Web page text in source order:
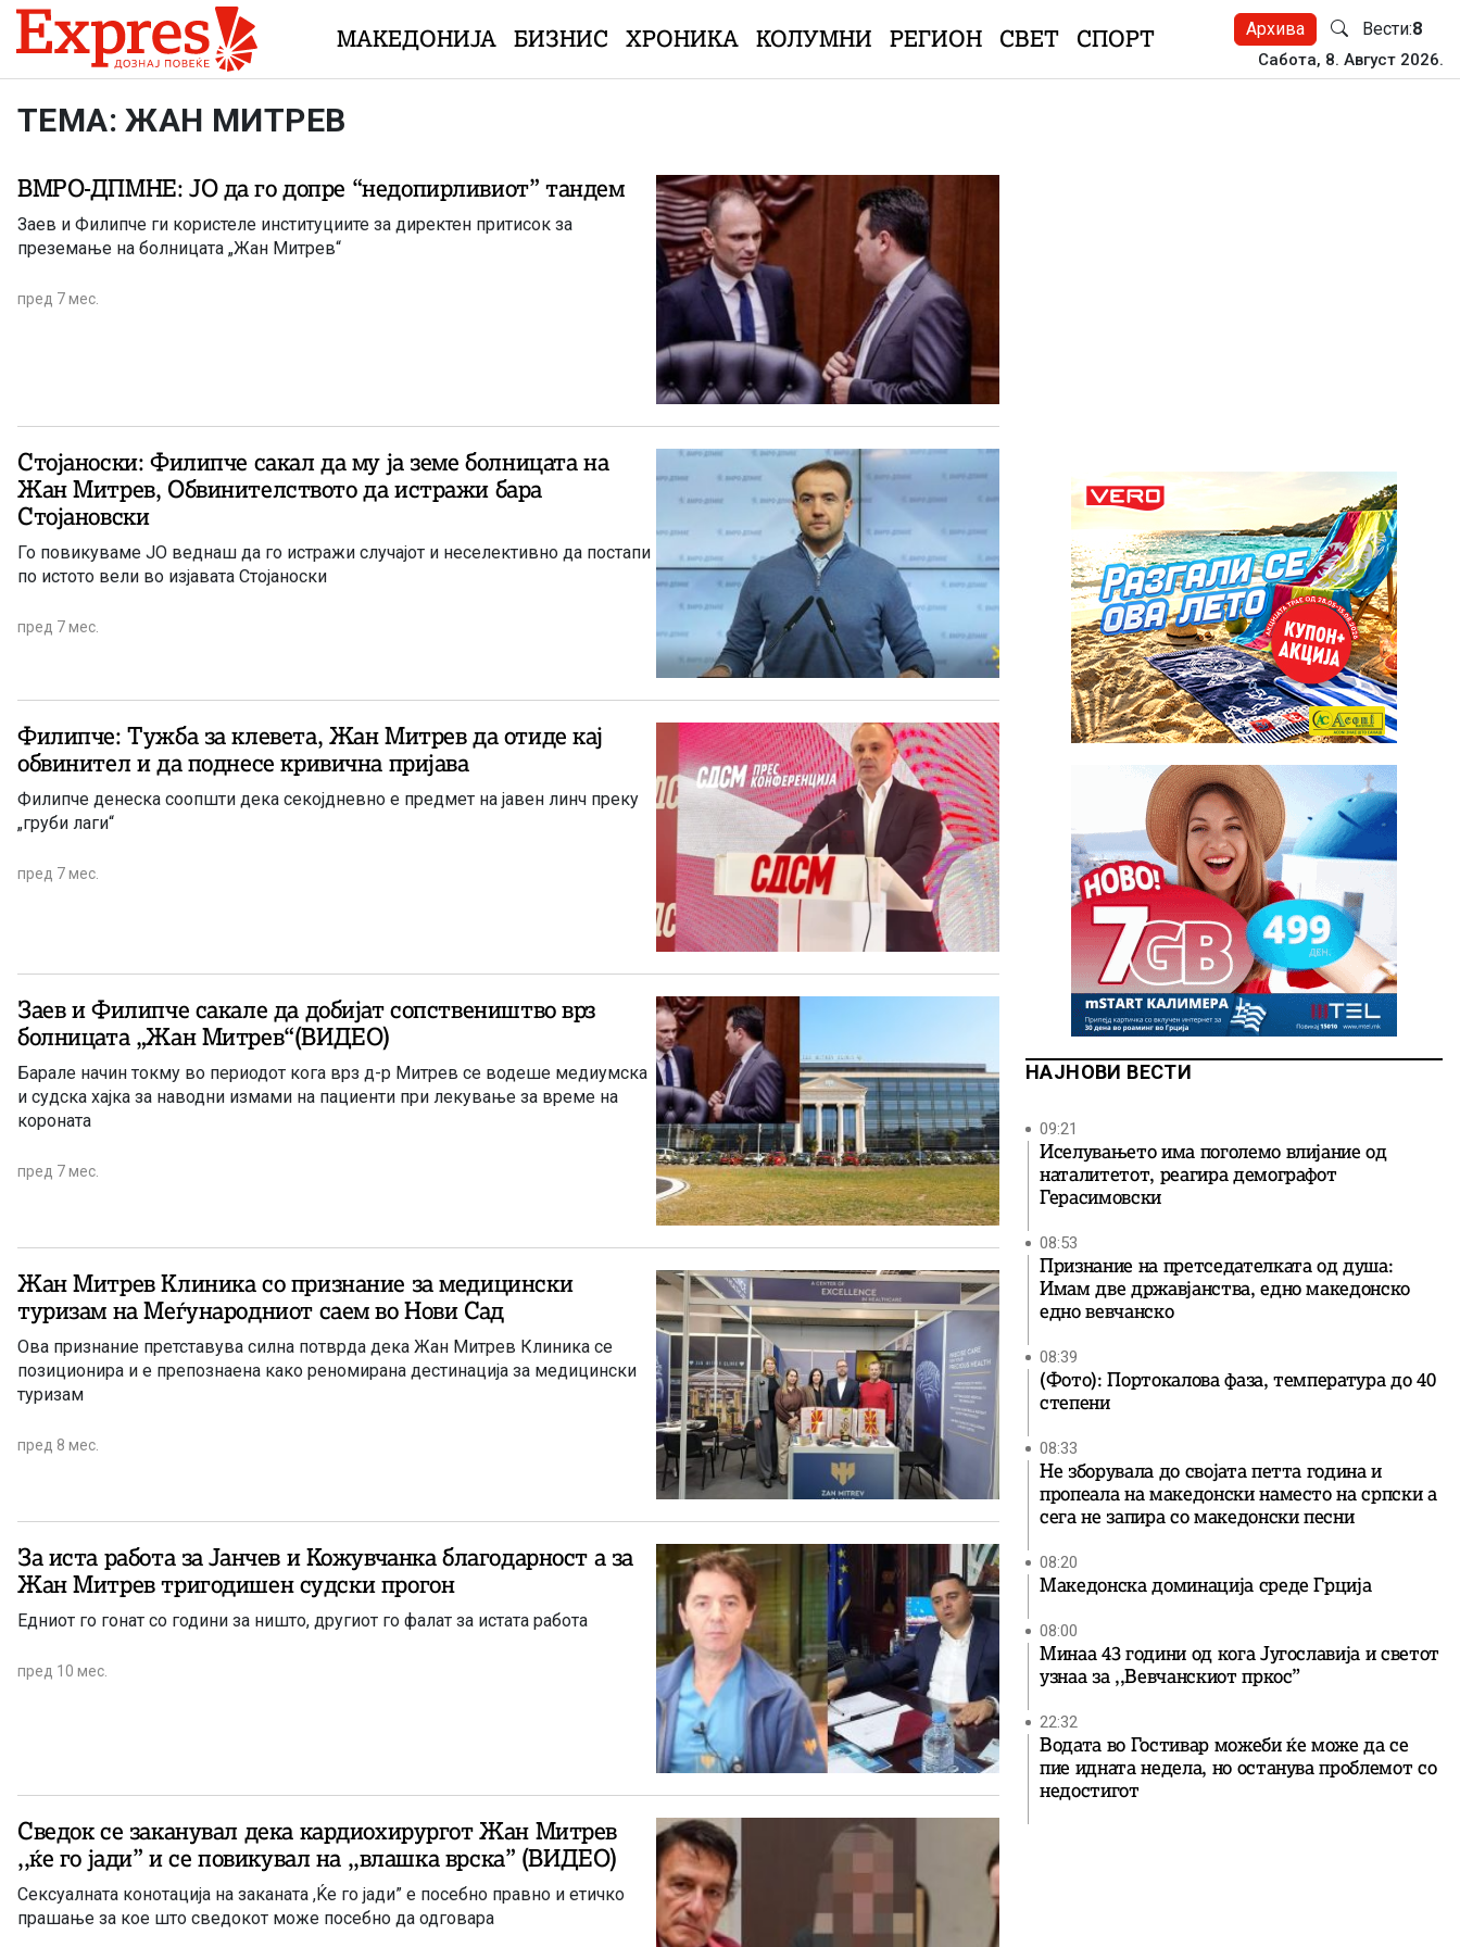
Skip to content
МАКЕДОНИЈА БИЗНИС ХРОНИКА КОЛУМНИ РЕГИОН СВЕТ СПОРТ Архива Вести:8
Сабота, 8. Август 2026.
ТЕМА: ЖАН МИТРЕВ
ВМРО-ДПМНЕ: ЈО да го допре “недопирливиот” тандем
Заев и Филипче ги користеле институциите за директен притисок за
преземање на болницата „Жан Митрев“
пред 7 мес.
Стојаноски: Филипче сакал да му ја земе болницата на
Жан Митрев, Обвинителството да истражи бара
Стојановски
Го повикуваме ЈО веднаш да го истражи случајот и неселективно да постапи
по истото вели во изјавата Стојаноски
пред 7 мес.
Филипче: Тужба за клевета, Жан Митрев да отиде кај
обвинител и да поднесе кривична пријава
Филипче денеска соопшти дека секојдневно е предмет на јавен линч преку
„груби лаги“
пред 7 мес.
Заев и Филипче сакале да добијат сопствеништво врз
болницата „Жан Митрев“(ВИДЕО)
Барале начин токму во периодот кога врз д-р Митрев се водеше медиумска
и судска хајка за наводни измами на пациенти при лекување за време на
короната
пред 7 мес.
Жан Митрев Клиника со признание за медицински
туризам на Меѓународниот саем во Нови Сад
Ова признание претставува силна потврда дека Жан Митрев Клиника се
позиционира и е препознаена како реномирана дестинација за медицински
туризам
пред 8 мес.
За иста работа за Јанчев и Кожувчанка благодарност а за
Жан Митрев тригодишен судски прогон
Едниот го гонат со години за ништо, другиот го фалат за истата работа
пред 10 мес.
Сведок се заканувал дека кардиохирургот Жан Митрев
,,ќе го јади” и се повикувал на ,,влашка врска” (ВИДЕО)
Сексуалната конотација на заканата ,Ќе го јади” е посебно правно и етичко
прашање за кое што сведокот може посебно да одговара
НАЈНОВИ ВЕСТИ
09:21
Иселувањето има поголемо влијание од
наталитетот, реагира демографот
Герасимовски
08:53
Признание на претседателката од душа:
Имам две државјанства, едно македонско
едно вевчанско
08:39
(Фото): Портокалова фаза, температура до 40
степени
08:33
Не зборувала до својата петта година и
пропеала на македонски наместо на српски а
сега не запира со македонски песни
08:20
Македонска доминација среде Грција
08:00
Минаа 43 години од кога Југославија и светот
узнаа за ,,Вевчанскиот пркос”
22:32
Водата во Гостивар можеби ќе може да се
пие идната недела, но останува проблемот со
недостигот